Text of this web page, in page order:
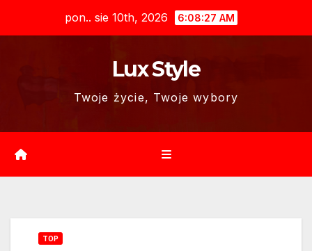
pon.. sie 10th, 2026 6:08:28 AM
Lux Style
Twoje życie, Twoje wybory
TOP